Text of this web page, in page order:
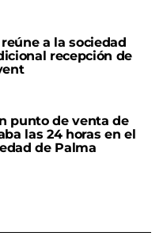
a la sociedad
recepción de
punto de venta de
las 24 horas en el
de Palma